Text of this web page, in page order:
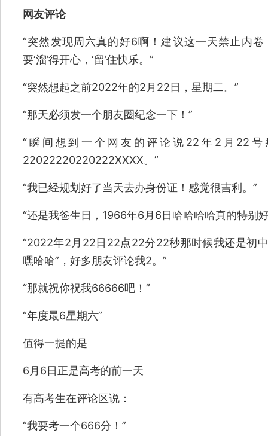
网友评论
“突然发现周六真的好6啊！建议这一天禁止内
要‘溜’得开心，‘留’住快乐。”
“突然想起之前2022年的2月22日，星期二。”
“那天必须发一个朋友圈纪念一下！”
“瞬间想到一个网友的评论说22年2月22
22022220220222XXXX。”
“我已经规划好了当天去办身份证！感觉很吉利。”
“还是我爸生日，1966年6月6日哈哈哈哈真的特别
“2022年2月22日22点22分22秒那时候我还是初
嘿哈哈”，好多朋友评论我2。”
“那就祝你祝我66666吧！”
“年度最6星期六”
值得一提的是
6月6日正是高考的前一天
有高考生在评论区说：
“我要考一个666分！”